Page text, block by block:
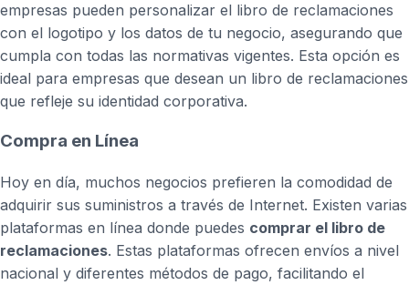
empresas pueden personalizar el libro de reclamaciones
con el logotipo y los datos de tu negocio, asegurando que
cumpla con todas las normativas vigentes. Esta opción es
ideal para empresas que desean un libro de reclamaciones
que refleje su identidad corporativa.
Compra en Línea
Hoy en día, muchos negocios prefieren la comodidad de
adquirir sus suministros a través de Internet. Existen varias
plataformas en línea donde puedes comprar el libro de
reclamaciones. Estas plataformas ofrecen envíos a nivel
nacional y diferentes métodos de pago, facilitando el